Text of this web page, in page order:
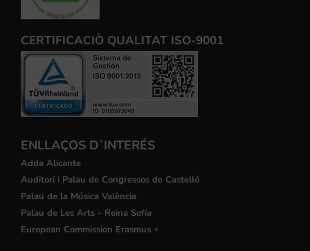
CERTIFICACIÒ QUALITAT ISO-9001
ENLLAÇOS D´INTERÉS
Adda Alicante
Auditori i Palau de Congressos de Castelló
Palau de la Música València
Palau de Les Arts - Reina Sofía
European Commission Erasmus +